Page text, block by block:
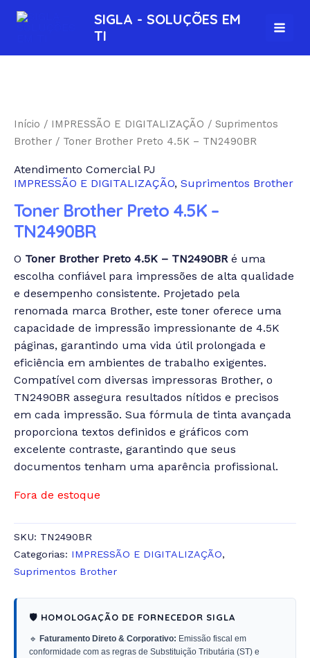
para
conteúdo
SIGLA - SOLUÇÕES EM
TI
Início / IMPRESSÃO E DIGITALIZAÇÃO / Suprimentos
Brother / Toner Brother Preto 4.5K – TN2490BR
Atendimento Comercial PJ
IMPRESSÃO E DIGITALIZAÇÃO, Suprimentos Brother
Toner Brother Preto 4.5K –
TN2490BR
O Toner Brother Preto 4.5K – TN2490BRé uma
escolha confiável para impressões de alta qualidade
e desempenho consistente. Projetado pela
renomada marca Brother, este toner oferece uma
capacidade de impressão impressionante de 4.5K
páginas, garantindo uma vida útil prolongada e
eficiência em ambientes de trabalho exigentes.
Compatível com diversas impressoras Brother, o
TN2490BR assegura resultados nítidos e precisos
em cada impressão. Sua fórmula de tinta avançada
proporciona textos definidos e gráficos com
excelente contraste, garantindo que seus
documentos tenham uma aparência profissional.
Fora de estoque
SKU: TN2490BR
Categorias: IMPRESSÃO E DIGITALIZAÇÃO,
Suprimentos Brother
🛡️ HOMOLOGAÇÃO DE FORNECEDOR SIGLA
🔹 Faturamento Direto & Corporativo: Emissão fiscal em
conformidade com as regras de Substituição Tributária (ST) e